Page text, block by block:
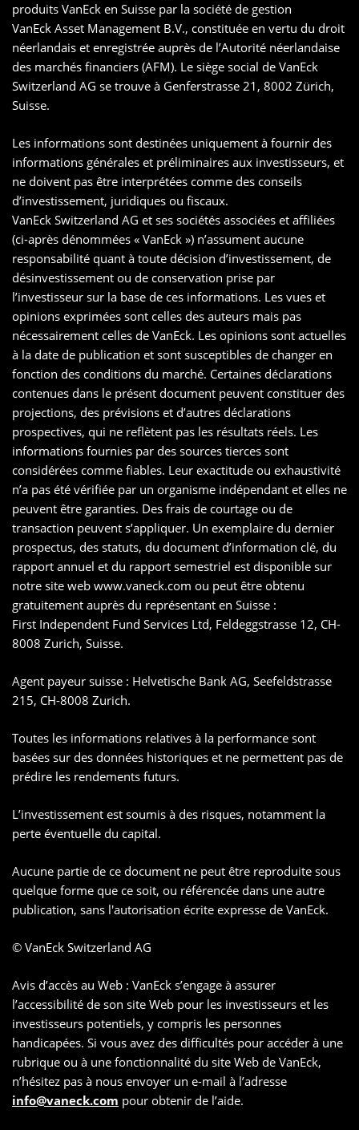
produits VanEck en Suisse par la société de gestion
VanEck Asset Management B.V., constituée en vertu du droit
néerlandais et enregistrée auprès de l’Autorité néerlandaise
des marchés financiers (AFM). Le siège social de VanEck
Switzerland AG se trouve à Genferstrasse 21, 8002 Zürich,
Suisse.
Les informations sont destinées uniquement à fournir des
informations générales et préliminaires aux investisseurs, et
ne doivent pas être interprétées comme des conseils
d’investissement, juridiques ou fiscaux.
VanEck Switzerland AG et ses sociétés associées et affiliées
(ci-après dénommées « VanEck ») n’assument aucune
responsabilité quant à toute décision d’investissement, de
désinvestissement ou de conservation prise par
l’investisseur sur la base de ces informations. Les vues et
opinions exprimées sont celles des auteurs mais pas
nécessairement celles de VanEck. Les opinions sont actuelles
à la date de publication et sont susceptibles de changer en
fonction des conditions du marché. Certaines déclarations
contenues dans le présent document peuvent constituer des
projections, des prévisions et d’autres déclarations
prospectives, qui ne reflètent pas les résultats réels. Les
informations fournies par des sources tierces sont
considérées comme fiables. Leur exactitude ou exhaustivité
n’a pas été vérifiée par un organisme indépendant et elles ne
peuvent être garanties. Des frais de courtage ou de
transaction peuvent s’appliquer. Un exemplaire du dernier
prospectus, des statuts, du document d’information clé, du
rapport annuel et du rapport semestriel est disponible sur
notre site web www.vaneck.com ou peut être obtenu
gratuitement auprès du représentant en Suisse :
First Independent Fund Services Ltd, Feldeggstrasse 12, CH-
8008 Zurich, Suisse.
Agent payeur suisse : Helvetische Bank AG, Seefeldstrasse
215, CH-8008 Zurich.
Toutes les informations relatives à la performance sont
basées sur des données historiques et ne permettent pas de
prédire les rendements futurs.
L’investissement est soumis à des risques, notamment la
perte éventuelle du capital.
Aucune partie de ce document ne peut être reproduite sous
quelque forme que ce soit, ou référencée dans une autre
publication, sans l'autorisation écrite expresse de VanEck.
© VanEck Switzerland AG
Avis d’accès au Web : VanEck s’engage à assurer
l’accessibilité de son site Web pour les investisseurs et les
investisseurs potentiels, y compris les personnes
handicapées. Si vous avez des difficultés pour accéder à une
rubrique ou à une fonctionnalité du site Web de VanEck,
n’hésitez pas à nous envoyer un e-mail à l’adresse
info@vaneck.com pour obtenir de l’aide.